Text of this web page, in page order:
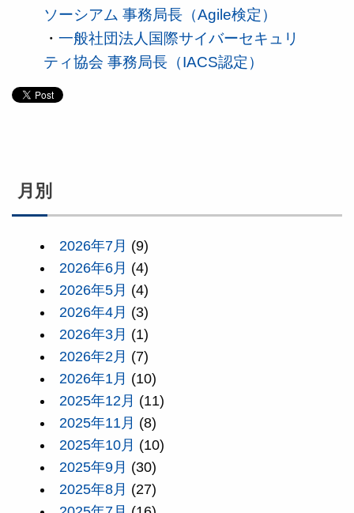
ソーシアム 事務局長（Agile検定）
・ 一般社団法人国際サイバーセキュリ
ティ協会 事務局長（IACS認定）
月別
2026年7月 (9)
2026年6月 (4)
2026年5月 (4)
2026年4月 (3)
2026年3月 (1)
2026年2月 (7)
2026年1月 (10)
2025年12月 (11)
2025年11月 (8)
2025年10月 (10)
2025年9月 (30)
2025年8月 (27)